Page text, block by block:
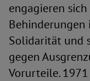
engagieren
Behinderungen
Solidarität und
gegen
Vorurteile.